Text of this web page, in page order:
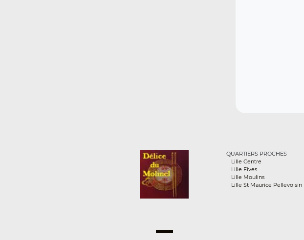
QUARTIERS PROCHES
Lille Centre
Lille Fives
Lille Moulins
Lille St Maurice Pellevoisin